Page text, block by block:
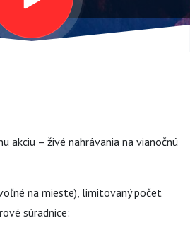
akciu – živé nahrávania na vianočnú
na mieste), limitovaný počet
súradnice: